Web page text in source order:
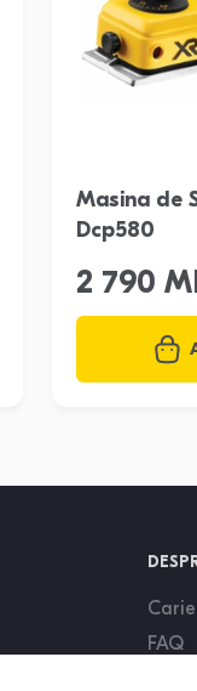
Masina de
Dcp580
2 790
FAQ